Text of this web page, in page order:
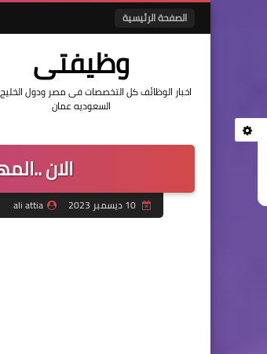
الصفحة الرئيسية
وظيفتى
اخبار الوظائف كل التخصصات فى مصر ودول
السعوديه عمان
الان
10 ديسمبر 2023 ali attia